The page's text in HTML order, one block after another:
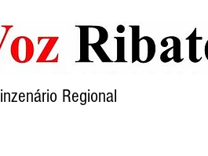
Regional